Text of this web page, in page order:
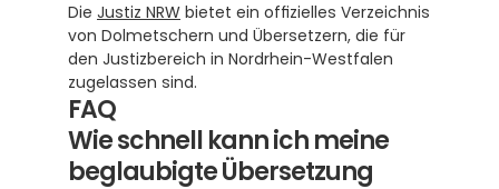
Die Justiz NRW bietet ein offizielles Verzeichnis
von Dolmetschern und Übersetzern, die für
den Justizbereich in Nordrhein-Westfalen
zugelassen sind.
FAQ
Wie schnell kann ich meine
beglaubigte Übersetzung